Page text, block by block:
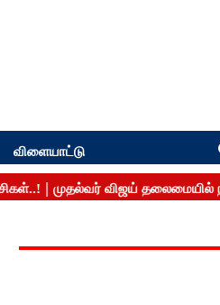
விளையாட்டு